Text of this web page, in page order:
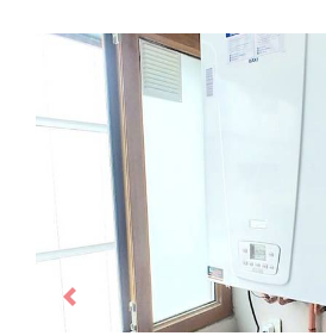
Previous